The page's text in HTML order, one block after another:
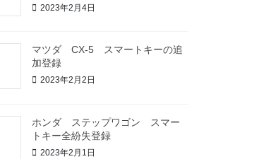
2023年2月4日
マツダ CX-5 スマートキーの追
加登録
2023年2月2日
ホンダ ステップワゴン スマー
トキー全紛失登録
2023年2月1日